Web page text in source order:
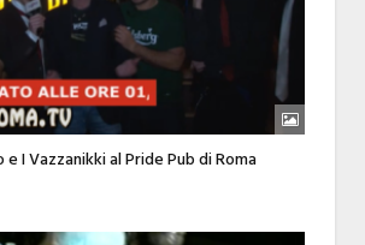
e I Vazzanikki al Pride Pub di Roma